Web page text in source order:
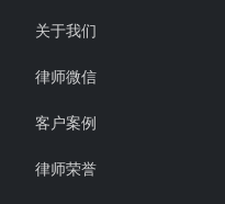
关于我们
律师微信
客户案例
律师荣誉